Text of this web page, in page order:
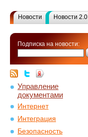
Новости Новости 2.0
Подписка на новости:
Управление
документами
Интернет
Интеграция
Безопасность